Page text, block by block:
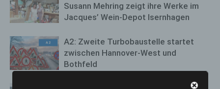
Susann Mehring zeigt ihre Werke im
Jacques’ Wein-Depot Isernhagen
A2: Zweite Turbobaustelle startet
zwischen Hannover-West und
Bothfeld